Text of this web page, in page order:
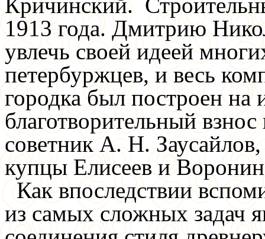
Кричинский.
1913 года. Дмитрию
увлечь своей идеей
петербуржцев, и весь
городка был построен на
благотворительный
советник А. Н.
купцы Елисеев и
Как впоследствии
из самых сложных задач